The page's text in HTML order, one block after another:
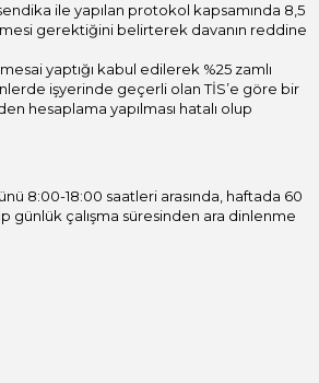
sendika ile yapılan protokol kapsamında 8,5
gerektiğini belirterek davanın reddine
yaptığı kabul edilerek %25 zamlı
işyerinde geçerli olan TİS’e göre bir
hesaplama yapılması hatalı olup
8:00-18:00 saatleri arasında, haftada 60
günlük çalışma süresinden ara dinlenme